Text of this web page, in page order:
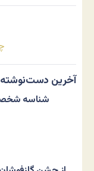
آخرین
شناسه